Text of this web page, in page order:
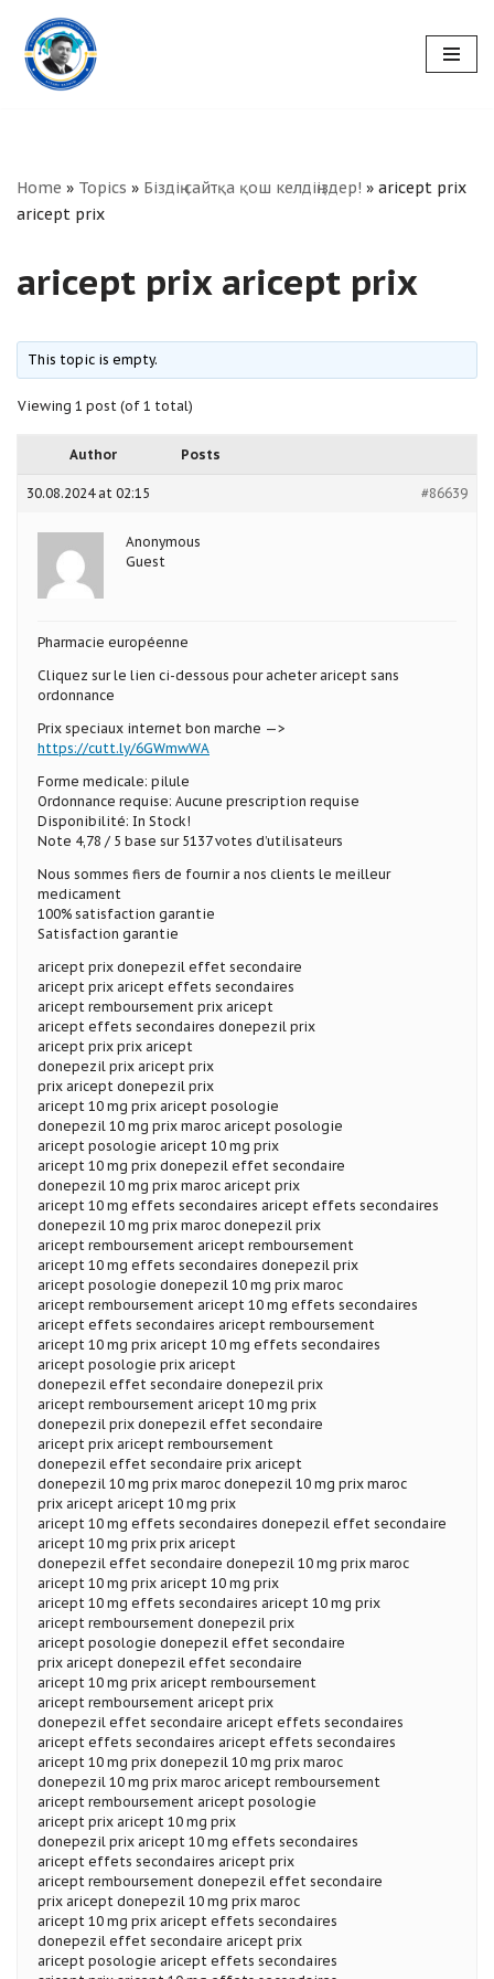
Skip
to
Home » Topics » Біздің сайтқа қош келдіңіздер! » aricept prix
aricept prix
aricept prix aricept prix
This topic is empty.
Viewing 1 post (of 1 total)
Author Posts
30.08.2024 at 02:15 #86639
Anonymous
Guest
Pharmacie européenne
Cliquez sur le lien ci-dessous pour acheter aricept sans
ordonnance
Prix speciaux internet bon marche —>
https://cutt.ly/6GWmwWA
Forme medicale: pilule
Ordonnance requise: Aucune prescription requise
Disponibilité: In Stock!
Note 4,78 / 5 base sur 5137 votes d’utilisateurs
Nous sommes fiers de fournir a nos clients le meilleur
medicament
100% satisfaction garantie
Satisfaction garantie
aricept prix donepezil effet secondaire
aricept prix aricept effets secondaires
aricept remboursement prix aricept
aricept effets secondaires donepezil prix
aricept prix prix aricept
donepezil prix aricept prix
prix aricept donepezil prix
aricept 10 mg prix aricept posologie
donepezil 10 mg prix maroc aricept posologie
aricept posologie aricept 10 mg prix
aricept 10 mg prix donepezil effet secondaire
donepezil 10 mg prix maroc aricept prix
aricept 10 mg effets secondaires aricept effets secondaires
donepezil 10 mg prix maroc donepezil prix
aricept remboursement aricept remboursement
aricept 10 mg effets secondaires donepezil prix
aricept posologie donepezil 10 mg prix maroc
aricept remboursement aricept 10 mg effets secondaires
aricept effets secondaires aricept remboursement
aricept 10 mg prix aricept 10 mg effets secondaires
aricept posologie prix aricept
donepezil effet secondaire donepezil prix
aricept remboursement aricept 10 mg prix
donepezil prix donepezil effet secondaire
aricept prix aricept remboursement
donepezil effet secondaire prix aricept
donepezil 10 mg prix maroc donepezil 10 mg prix maroc
prix aricept aricept 10 mg prix
aricept 10 mg effets secondaires donepezil effet secondaire
aricept 10 mg prix prix aricept
donepezil effet secondaire donepezil 10 mg prix maroc
aricept 10 mg prix aricept 10 mg prix
aricept 10 mg effets secondaires aricept 10 mg prix
aricept remboursement donepezil prix
aricept posologie donepezil effet secondaire
prix aricept donepezil effet secondaire
aricept 10 mg prix aricept remboursement
aricept remboursement aricept prix
donepezil effet secondaire aricept effets secondaires
aricept effets secondaires aricept effets secondaires
aricept 10 mg prix donepezil 10 mg prix maroc
donepezil 10 mg prix maroc aricept remboursement
aricept remboursement aricept posologie
aricept prix aricept 10 mg prix
donepezil prix aricept 10 mg effets secondaires
aricept effets secondaires aricept prix
aricept remboursement donepezil effet secondaire
prix aricept donepezil 10 mg prix maroc
aricept 10 mg prix aricept effets secondaires
donepezil effet secondaire aricept prix
aricept posologie aricept effets secondaires